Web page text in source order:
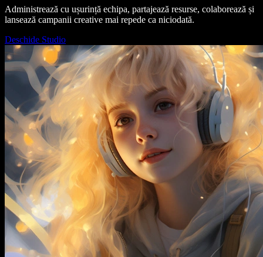
Administrează cu ușurință echipa, partajează resurse, colaborează și
lansează campanii creative mai repede ca niciodată.
Deschide Studio